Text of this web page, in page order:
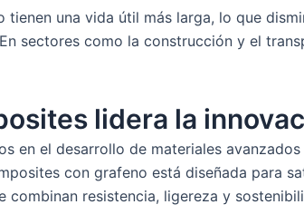
una vida útil más larga, lo que
sectores como la construcción y el
lidera la
en el desarrollo de materiales
con grafeno está diseñada para
resistencia, ligereza y